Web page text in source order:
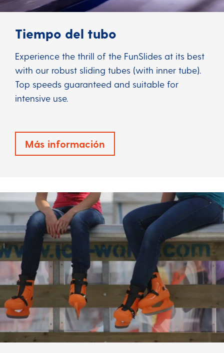
Tiempo del tubo
Experience the thrill of the FunSlides at its best
with our robust sliding tubes (with inner tube).
Top speeds guaranteed and suitable for
intensive use.
Más información